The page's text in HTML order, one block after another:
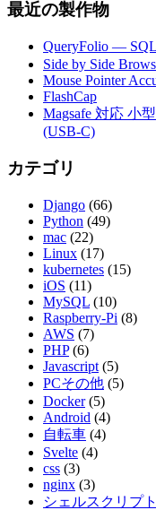
最近の製作物
QueryFolio —
Side by Side
Mouse Pointer
FlashCap
Magsafe 対応 小
(USB-C)
カテゴリ
Django (66)
Python (49)
mac (22)
Linux (17)
kubernetes (15)
iOS (11)
MySQL (10)
Raspberry-Pi (8)
AWS (7)
PHP (6)
Javascript (5)
PCその他 (5)
Docker (5)
Android (4)
自転車 (4)
Svelte (4)
css (3)
nginx (3)
シェルスクリプ